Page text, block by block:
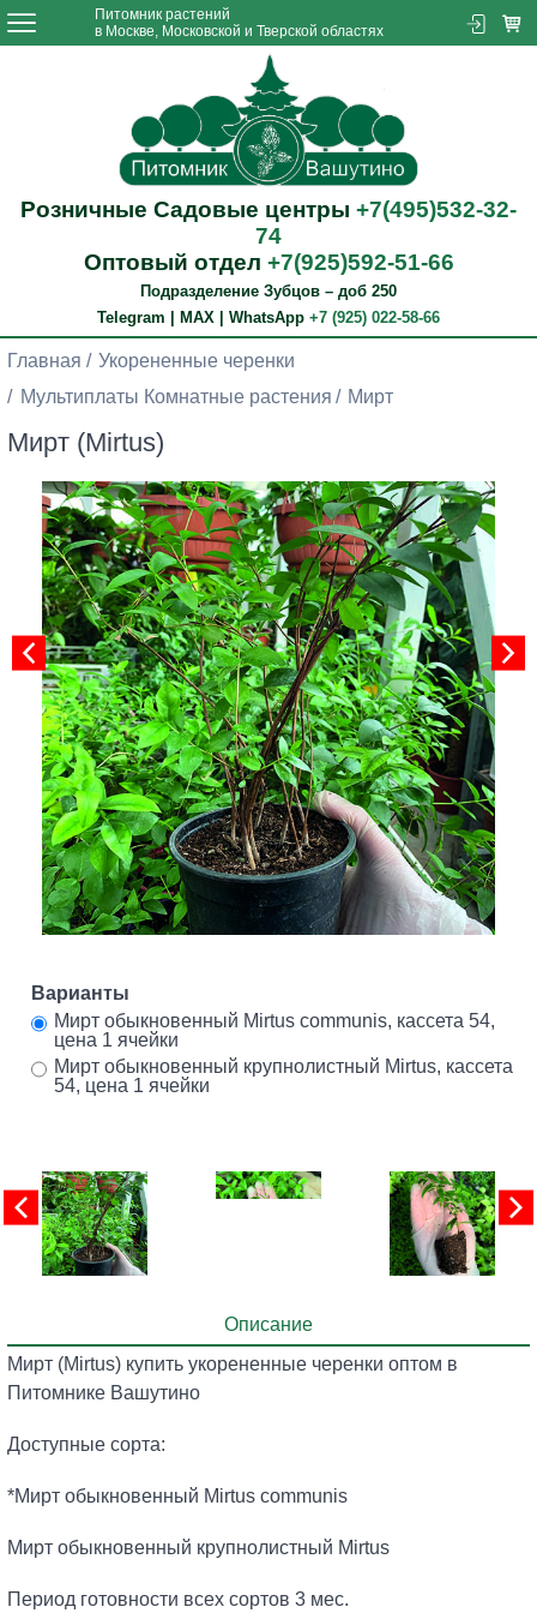
Питомник растений
в Москве, Московской и Тверской областях
Розничные Садовые центры +7(495)532-32-
74
Оптовый отдел +7(925)592-51-66
Подразделение Зубцов – доб 250
Telegram | MAX | WhatsApp +7 (925) 022-58-66
Главная
Укорененные черенки
Мультиплаты Комнатные растения
Мирт
Мирт (Mirtus)
Варианты
Мирт обыкновенный Mirtus communis, кассета 54,
цена 1 ячейки
Мирт обыкновенный крупнолистный Mirtus, кассета
54, цена 1 ячейки
Описание
Мирт (Mirtus) купить укорененные черенки оптом в
Питомнике Вашутино
Доступные сорта:
*Мирт обыкновенный Mirtus communis
Мирт обыкновенный крупнолистный Mirtus
Период готовности всех сортов 3 мес.